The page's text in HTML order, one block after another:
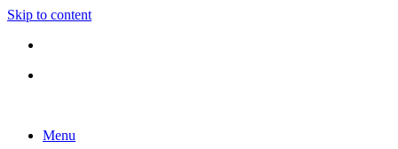
Skip to content
Menu